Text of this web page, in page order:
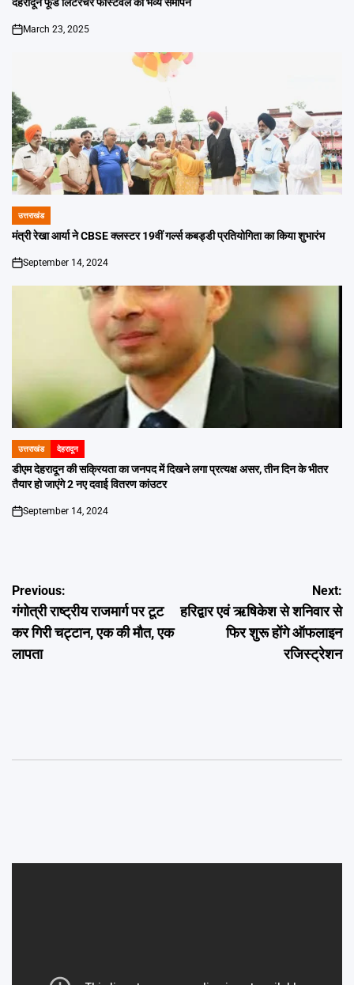
on
March 23, 2025
POSTED
IN
उत्तराखंड
मंत्री रेखा आर्या ने CBSE क्लस्टर 19वीं गर्ल्स कबड्डी प्रतियोगिता का किया शुभारंभ
on
September 14, 2024
POSTED
IN
उत्तराखंड देहरादून
डीएम देहरादून की सक्रियता का जनपद में दिखने लगा प्रत्यक्ष असर, तीन दिन के भीतर
तैयार हो जाएंगे 2 नए दवाई वितरण कांउटर
on
September 14, 2024
Post
navigation
Previous:
गंगोत्री राष्ट्रीय राजमार्ग पर टूट
कर गिरी चट्टान, एक की मौत, एक
लापता
Next:
हरिद्वार एवं ऋषिकेश से शनिवार से
फिर शुरू होंगे ऑफलाइन
रजिस्ट्रेशन